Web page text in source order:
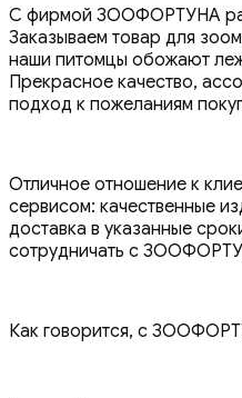
С фирмой ЗООФОРТУНА
Заказываем товар для
наши питомцы обожают
Прекрасное качество,
подход к пожеланиям
Отличное отношение к
сервисом: качественные
доставка в указанные
сотрудничать с
Как говорится, с